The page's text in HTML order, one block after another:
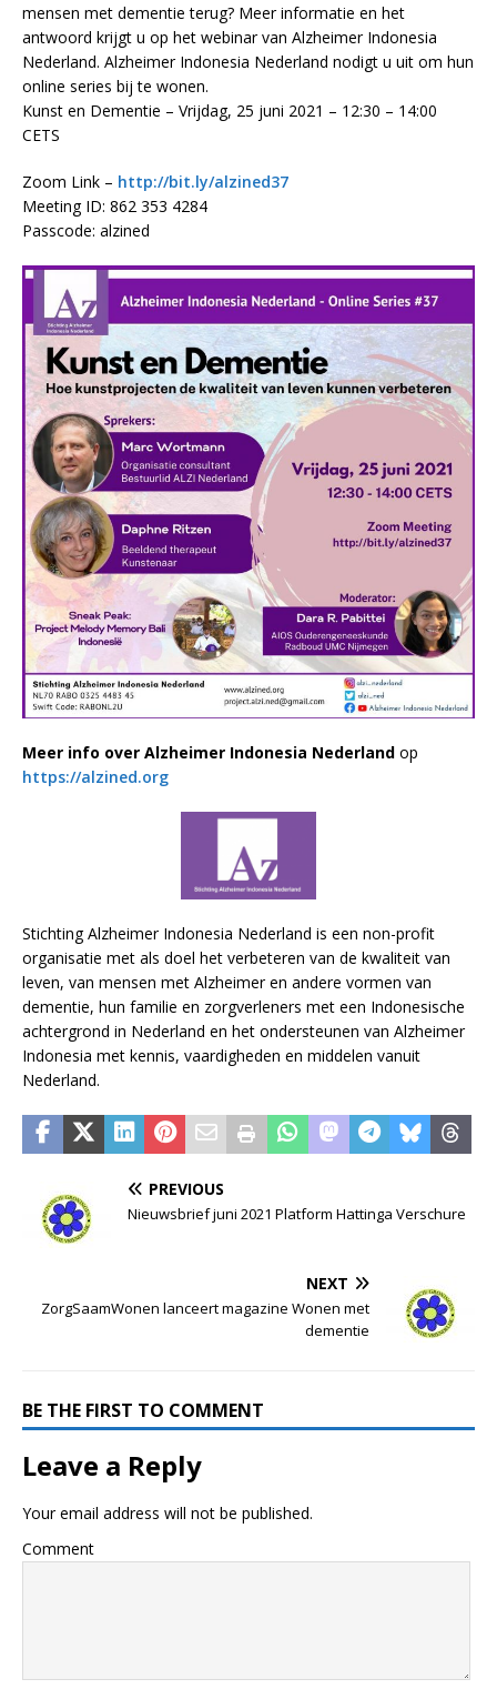
mensen met dementie terug? Meer informatie en het
antwoord krijgt u op het webinar van Alzheimer Indonesia
Nederland. Alzheimer Indonesia Nederland nodigt u uit om hun
online series bij te wonen.
Kunst en Dementie – Vrijdag, 25 juni 2021 – 12:30 – 14:00
CETS
Zoom Link – http://bit.ly/alzined37
Meeting ID: 862 353 4284
Passcode: alzined
Meer info over Alzheimer Indonesia Nederland op
https://alzined.org
Stichting Alzheimer Indonesia Nederland is een non-profit
organisatie met als doel het verbeteren van de kwaliteit van
leven, van mensen met Alzheimer en andere vormen van
dementie, hun familie en zorgverleners met een Indonesische
achtergrond in Nederland en het ondersteunen van Alzheimer
Indonesia met kennis, vaardigheden en middelen vanuit
Nederland.
PREVIOUS
Nieuwsbrief juni 2021 Platform Hattinga Verschure
NEXT
ZorgSaamWonen lanceert magazine Wonen met
dementie
BE THE FIRST TO COMMENT
Leave a Reply
Your email address will not be published.
Comment